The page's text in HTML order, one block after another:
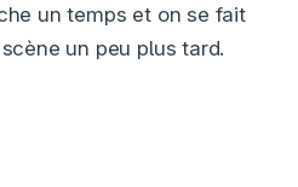
un temps et on se fait
un peu plus tard.